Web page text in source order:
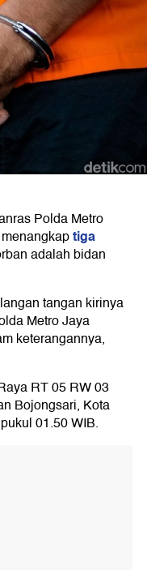
Polda Metro
tiga
adalah bidan
tangan kirinya
Metro Jaya
keterangannya,
RT 05 RW 03
Bojongsari, Kota
01.50 WIB.